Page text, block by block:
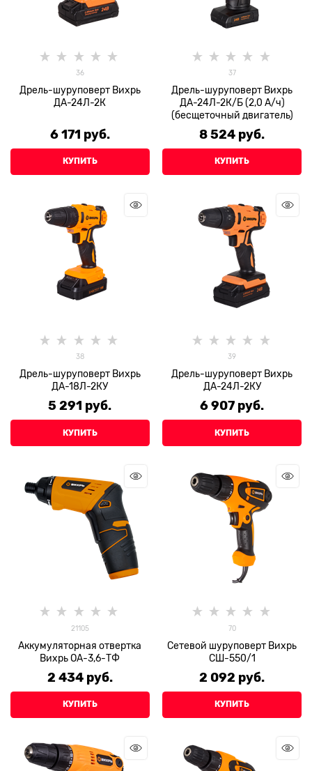
36
Дрель-шуруповерт Вихрь
ДА-24Л-2К
6 171 руб.
КУПИТЬ
37
Дрель-шуруповерт Вихрь
ДА-24Л-2К/Б (2,0 А/ч)
(бесщеточный двигатель)
8 524 руб.
КУПИТЬ
38
Дрель-шуруповерт Вихрь
ДА-18Л-2КУ
5 291 руб.
КУПИТЬ
39
Дрель-шуруповерт Вихрь
ДА-24Л-2КУ
6 907 руб.
КУПИТЬ
21105
Аккумуляторная отвертка
Вихрь ОА-3,6-ТФ
2 434 руб.
КУПИТЬ
70
Сетевой шуруповерт Вихрь
СШ-550/1
2 092 руб.
КУПИТЬ